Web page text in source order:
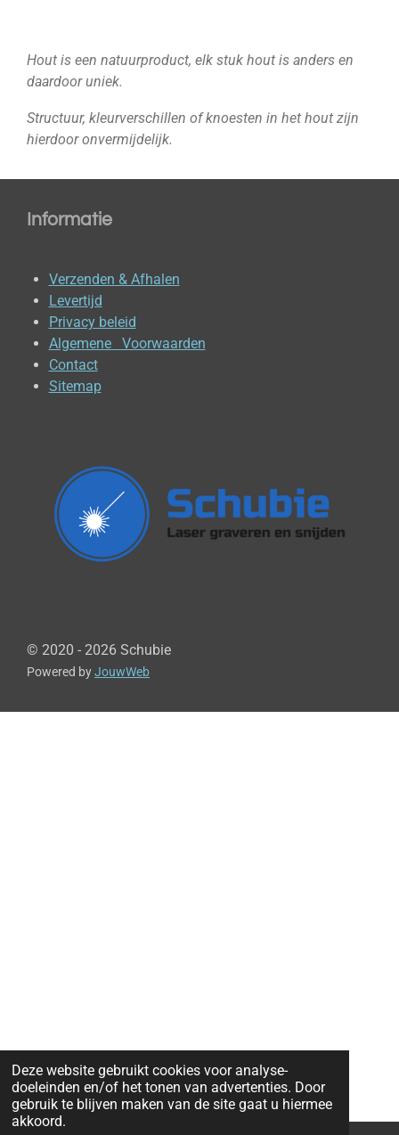
Deze website gebruikt cookies voor analyse-
doeleinden en/of het tonen van advertenties. Door
gebruik te blijven maken van de site gaat u hiermee
akkoord.
Hout is een natuurproduct, elk stuk hout is anders en
daardoor uniek.
Structuur, kleurverschillen of knoesten in het hout zijn
hierdoor onvermijdelijk.
Informatie
Verzenden & Afhalen
Levertijd
Privacy beleid
Algemene Voorwaarden
Contact
Sitemap
© 2020 - 2026 Schubie
Powered byJouwWeb